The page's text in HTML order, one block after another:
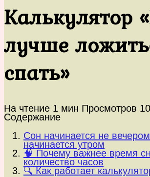
Калькулятор
лучше
спать»
На чтение 1 мин Просмотров
Содержание
Сон начинается не
начинается утром
🧠 Почему важнее время
количество часов
🔍 Как работает